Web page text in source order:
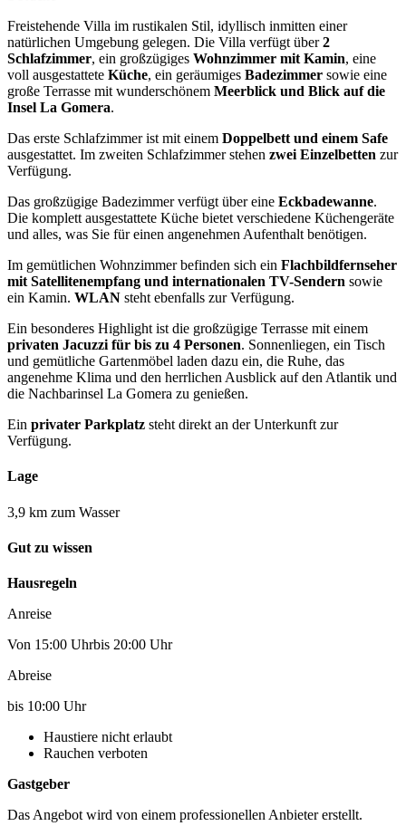
Freistehende Villa im rustikalen Stil, idyllisch inmitten einer
natürlichen Umgebung gelegen. Die Villa verfügt über2
Schlafzimmer, ein großzügiges Wohnzimmer mit Kamin, eine
voll ausgestattete Küche, ein geräumiges Badezimmer sowie eine
große Terrasse mit wunderschönem Meerblick und Blick auf die
Insel La Gomera.
Das erste Schlafzimmer ist mit einem Doppelbett und einem Safe
ausgestattet. Im zweiten Schlafzimmer stehen zwei Einzelbetten zur
Verfügung.
Das großzügige Badezimmer verfügt über eine Eckbadewanne.
Die komplett ausgestattete Küche bietet verschiedene Küchengeräte
und alles, was Sie für einen angenehmen Aufenthalt benötigen.
Im gemütlichen Wohnzimmer befinden sich ein Flachbildfernseher
mit Satellitenempfang und internationalen TV-Sendern sowie
ein Kamin. WLAN steht ebenfalls zur Verfügung.
Ein besonderes Highlight ist die großzügige Terrasse mit einem
privaten Jacuzzi für bis zu 4 Personen. Sonnenliegen, ein Tisch
und gemütliche Gartenmöbel laden dazu ein, die Ruhe, das
angenehme Klima und den herrlichen Ausblick auf den Atlantik und
die Nachbarinsel La Gomera zu genießen.
Ein privater Parkplatz steht direkt an der Unterkunft zur
Verfügung.
Lage
3,9 km zum Wasser
Gut zu wissen
Hausregeln
Anreise
Von 15:00 Uhrbis 20:00 Uhr
Abreise
bis 10:00 Uhr
Haustiere nicht erlaubt
Rauchen verboten
Gastgeber
Das Angebot wird von einem professionellen Anbieter erstellt.